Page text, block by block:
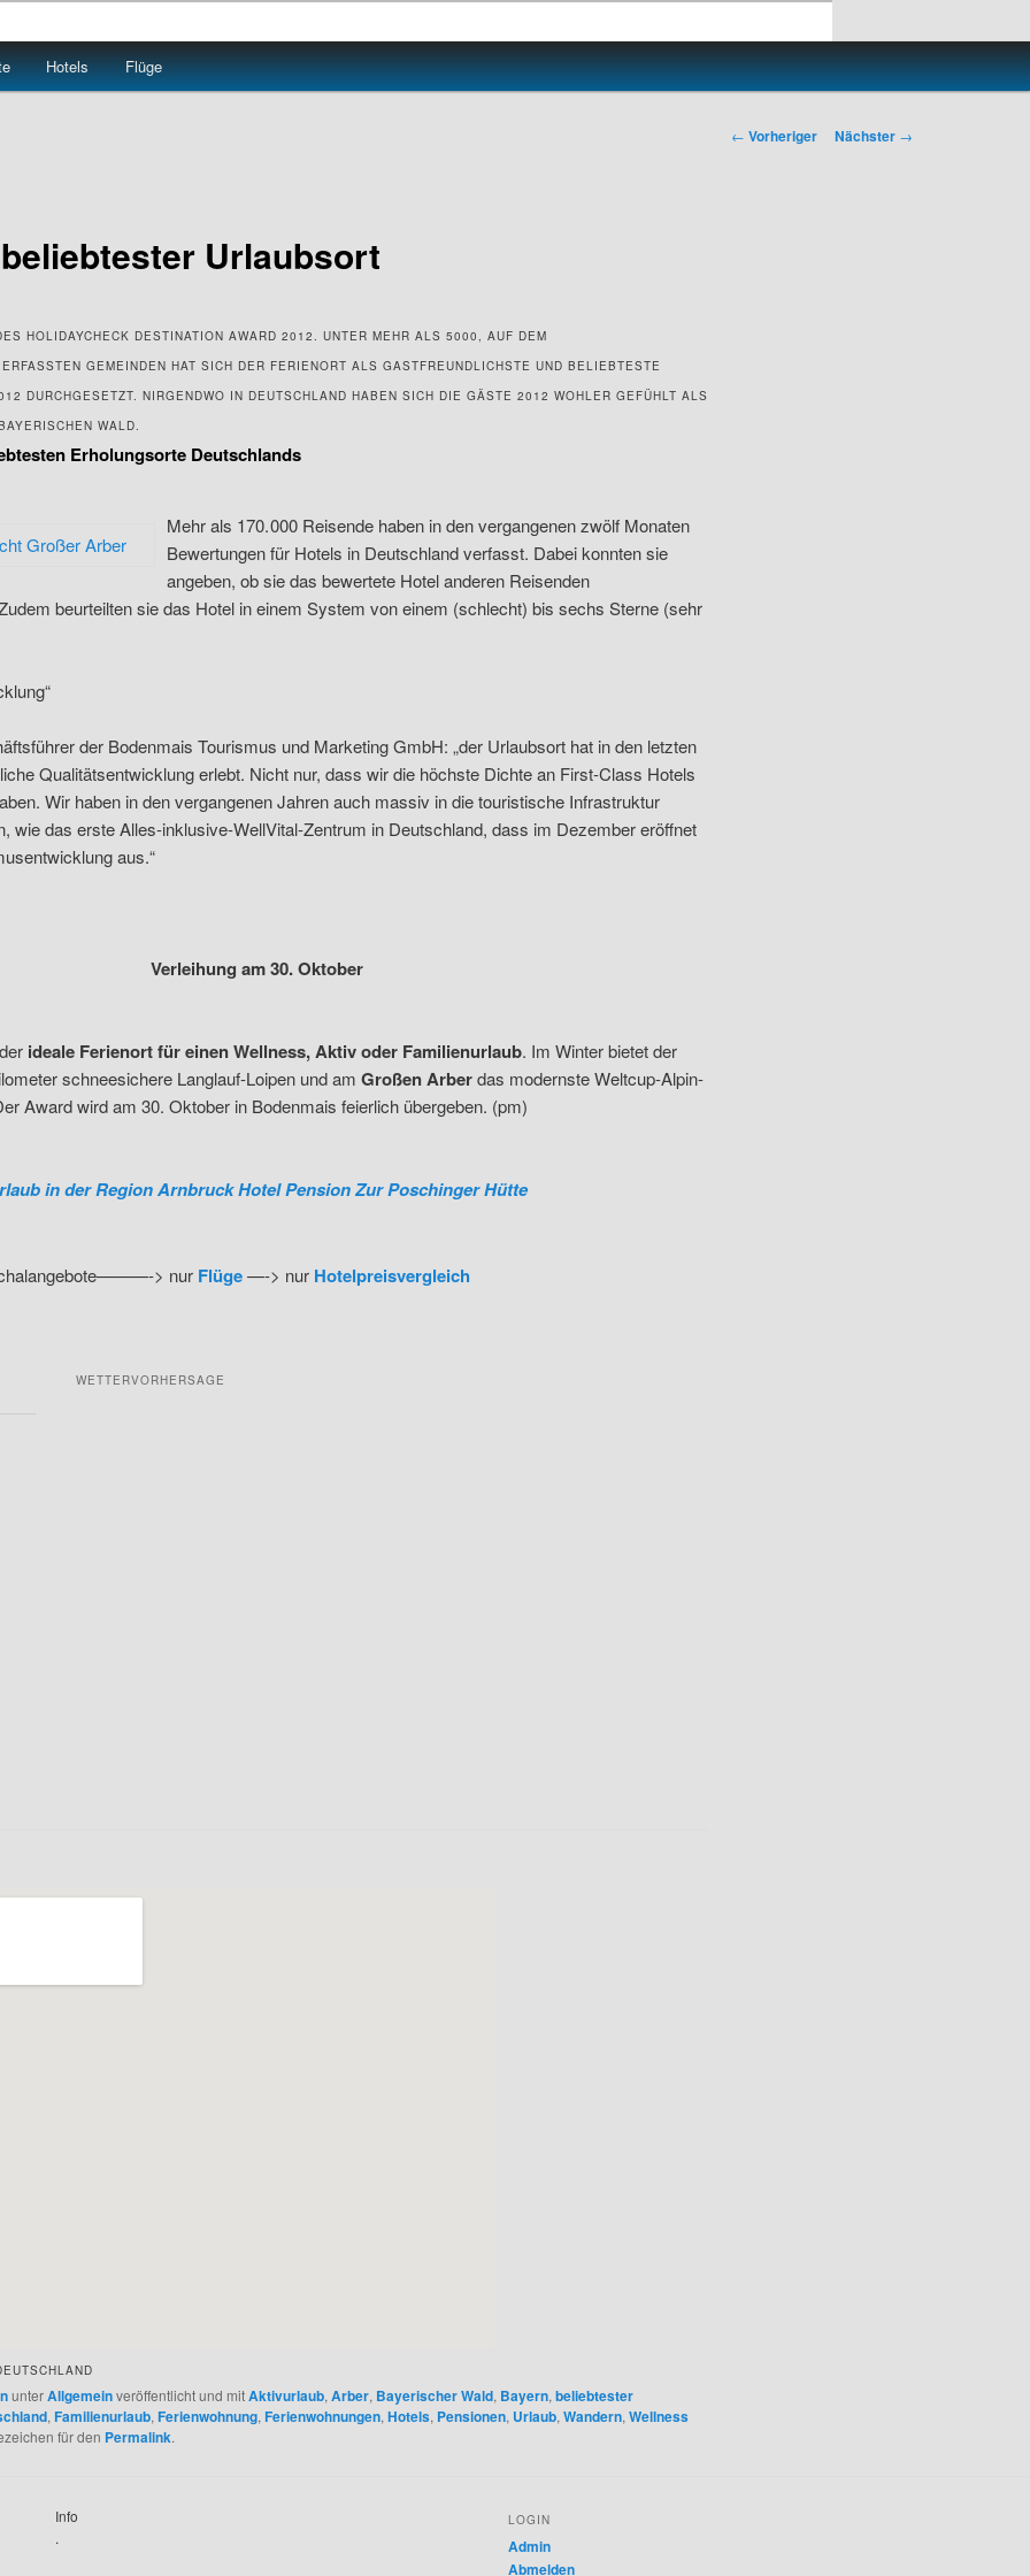
um das Thema Reisen Welt-weit so passiert
Hotels Flüge
Beitragsnavigation
← Vorheriger Nächster →
Urlaubsort
HOLIDAYCHECK DESTINATION AWARD 2012. UNTER MEHR ALS 5000, AUF DEM
GEMEINDEN HAT SICH DER FERIENORT ALS GASTFREUNDLICHSTE UND BELIEBTESTE
DURCHGESETZT. NIRGENDWO IN DEUTSCHLAND HABEN SICH DIE GÄSTE 2012 WOHLER GEFÜHLT ALS
WALD.
Erholungsorte Deutschlands
Mehr als 170. 000 Reisende haben in den vergangenen zwölf Monaten
Bewertungen für Hotels in Deutschland verfasst. Dabei konnten sie
angeben, ob sie das bewertete Hotel anderen Reisenden
beurteilten sie das Hotel in einem System von einem (schlecht) bis sechs Sterne (sehr
der Bodenmais Tourismus und Marketing GmbH: „der Urlaubsort hat in den letzten
Qualitätsentwicklung erlebt. Nicht nur, dass wir die höchste Dichte an First-Class Hotels
Wir haben in den vergangenen Jahren auch massiv in die touristische Infrastruktur
wie das erste Alles-inklusive-WellVital-Zentrum in Deutschland, dass im Dezember eröffnet
aus.“
Verleihung am 30. Oktober
ideale Ferienort für einen Wellness, Aktiv oder Familienurlaub. Im Winter bietet der
schneesichere Langlauf-Loipen und amGroßen Arberdas modernste Weltcup-Alpin-
Award wird am 30. Oktober in Bodenmais feierlich übergeben. (pm)
in der Region Arnbruck Hotel Pension Zur Poschinger Hütte
> nur Flüge—-> nur Hotelpreisvergleich
WETTERVORHERSAGE
unterAllgemeinveröffentlicht und mitAktivurlaub,Arber, Bayerischer Wald, Bayern,beliebtester
,Familienurlaub,Ferienwohnung,Ferienwohnungen,Hotels, Pensionen, Urlaub,Wandern,Wellness
für den Permalink.
Info
.
LOGIN
Admin
Abmelden